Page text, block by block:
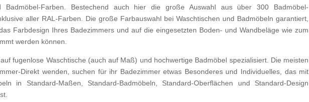
Badmöbel-Farben. Bestechend auch hier die große Auswahl aus über 300 Badmöbel-
aller RAL-Farben. Die große Farbauswahl bei Waschtischen und Badmöbeln garantiert,
Farbdesign Ihres Badezimmers und auf die eingesetzten Boden- und Wandbeläge wie zum
werden können.
fugenlose Waschtische (auch auf Maß) und hochwertige Badmöbel spezialisiert. Die meisten
Direkt wenden, suchen für ihr Badezimmer etwas Besonderes und Individuelles, das mit
in Standard-Maßen, Standard-Badmöbeln, Standard-Oberflächen und Standard-Design